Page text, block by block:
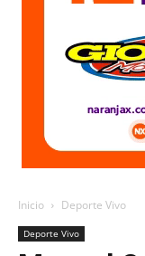
Inicio Deporte Vivo
Deporte Vivo